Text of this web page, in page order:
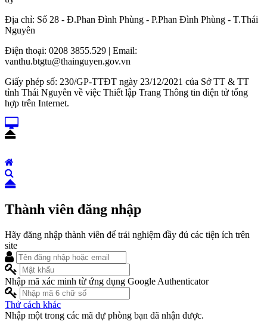
Địa chỉ: Số 28 - Đ.Phan Đình Phùng - P.Phan Đình Phùng - T.Thái
Nguyên
Điện thoại: 0208 3855.529 | Email:
vanthu.btgtu@thainguyen.gov.vn
Giấy phép số: 230/GP-TTĐT ngày 23/12/2021 của Sở TT & TT
tỉnh Thái Nguyên về việc Thiết lập Trang Thông tin điện tử tổng
hợp trên Internet.
Thành viên đăng nhập
Hãy đăng nhập thành viên để trải nghiệm đầy đủ các tiện ích trên
site
Nhập mã xác minh từ ứng dụng Google Authenticator
Thử cách khác
Nhập một trong các mã dự phòng bạn đã nhận được.